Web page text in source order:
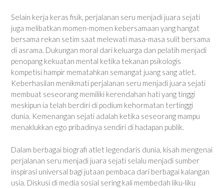
Selain kerja keras fisik, perjalanan seru menjadi juara sejati
juga melibatkan momen-momen kebersamaan yang hangat
bersama rekan setim saat melewati masa-masa sulit bersama
di asrama. Dukungan moral dari keluarga dan pelatih menjadi
penopang kekuatan mental ketika tekanan psikologis
kompetisi hampir mematahkan semangat juang sang atlet.
Keberhasilan menikmati perjalanan seru menjadi juara sejati
membuat seseorang memiliki kerendahan hati yang tinggi
meskipun ia telah berdiri di podium kehormatan tertinggi
dunia. Kemenangan sejati adalah ketika seseorang mampu
menaklukkan ego pribadinya sendiri di hadapan publik.
Dalam berbagai biografi atlet legendaris dunia, kisah mengenai
perjalanan seru menjadi juara sejati selalu menjadi sumber
inspirasi universal bagi jutaan pembaca dari berbagai kalangan
usia. Diskusi di media sosial sering kali membedah liku-liku